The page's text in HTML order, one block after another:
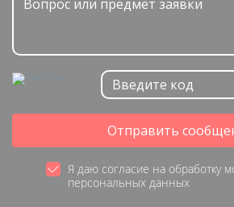
Отправить
Я даю согласие на обработку
персональных данных